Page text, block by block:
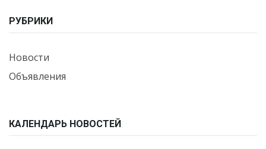
РУБРИКИ
Новости
Объявления
КАЛЕНДАРЬ НОВОСТЕЙ